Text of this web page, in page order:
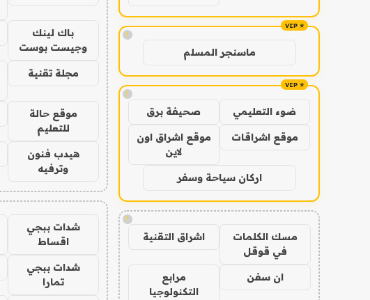
!
ماسنجر المسلم
!
ضوء التعليمي صحيفة برق
موقع اشراقات
موقع اشراق اون
لاين
اركان سياحة وسفر
!
مسك الكلمات
في قوقل
اشراق التقنية
ان سفن
مرابع
التكنولوجيا
باك لينك
وجيست بوست
مجلة تقنية
موقع حالة
للتعليم
هيدب فنون
وترفيه
شدات ببجي
اقساط
شدات ببجي
تمارا